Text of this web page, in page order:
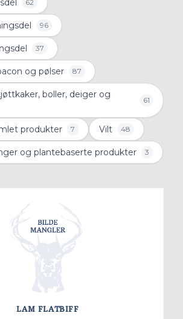
62
96
37
og pølser 87
boller, deiger og
61
produkter 7 Vilt 48
og plantebaserte produkter 3
LAM FLATBIFF